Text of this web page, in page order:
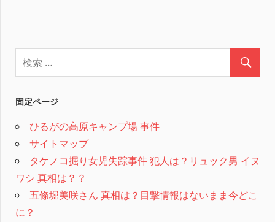
固定ページ
ひるがの高原キャンプ場 事件
サイトマップ
タケノコ掘り女児失踪事件 犯人は？リュック男 イヌ
ワシ 真相は？？
五條堀美咲さん 真相は？目撃情報はないまま今どこ
に？